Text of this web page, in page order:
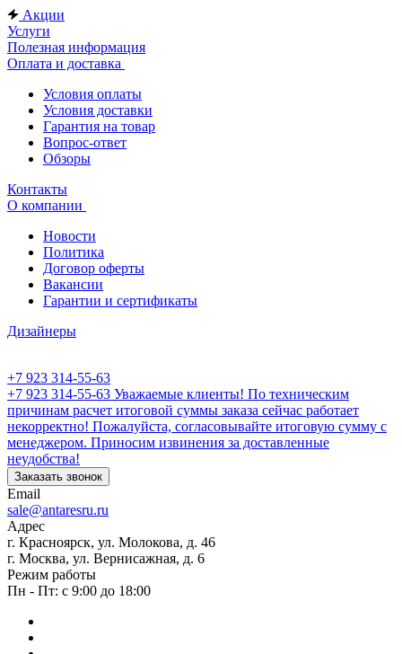
Акции
Услуги
Полезная информация
Оплата и доставка
Условия оплаты
Условия доставки
Гарантия на товар
Вопрос-ответ
Обзоры
Контакты
О компании
Новости
Политика
Договор оферты
Вакансии
Гарантии и сертификаты
Дизайнеры
+7 923 314-55-63
+7 923 314-55-63 Уважаемые клиенты! По техническим
причинам расчет итоговой суммы заказа сейчас работает
некорректно! Пожалуйста, согласовывайте итоговую сумму с
менеджером. Приносим извинения за доставленные
неудобства!
Заказать звонок
Email
sale@antaresru.ru
Адрес
г. Красноярск, ул. Молокова, д. 46
г. Москва, ул. Вернисажная, д. 6
Режим работы
Пн - Пт: с 9:00 до 18:00